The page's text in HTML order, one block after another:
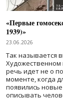
«Первые
1939)»
23.06.2026
Так называется
Художественном
речь идет не о
моменте, когда
появились
описывать